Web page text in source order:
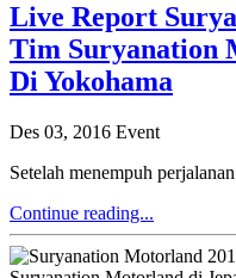
Live Report
Tim Suryanation
Di Yokohama
Des 03, 2016 Event
Setelah menempuh
Continue reading...